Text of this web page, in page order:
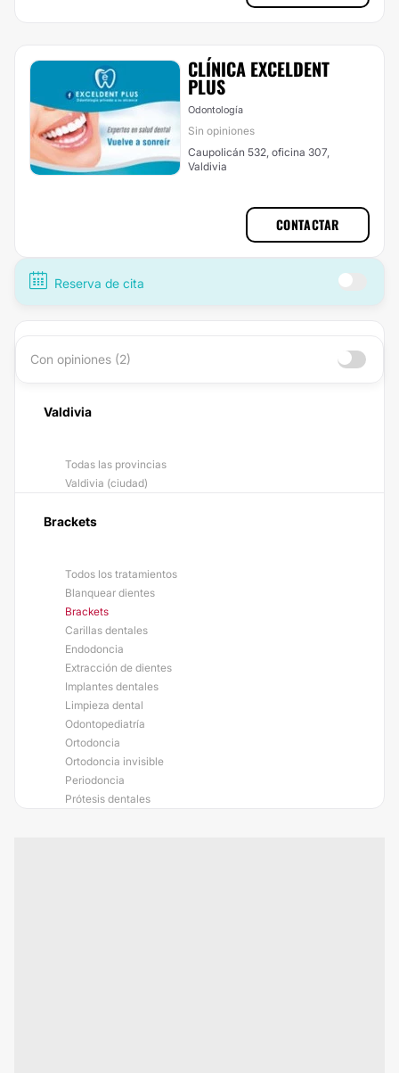
CLÍNICA EXCELDENT
PLUS
Odontología
Sin opiniones
Caupolicán 532, oficina 307,
Valdivia
CONTACTAR
Reserva de cita
Con opiniones (2)
Valdivia
Todas las provincias
Valdivia (ciudad)
Brackets
Todos los tratamientos
Blanquear dientes
Brackets
Carillas dentales
Endodoncia
Extracción de dientes
Implantes dentales
Limpieza dental
Odontopediatría
Ortodoncia
Ortodoncia invisible
Periodoncia
Prótesis dentales